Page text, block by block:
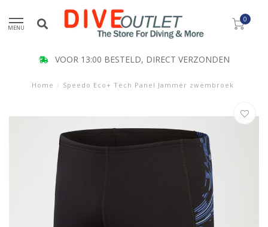
MENU
0
VOOR 13:00 BESTELD, DIRECT VERZONDEN
Home / Speedo Eco+ Tech Panel Jammer zwembroek